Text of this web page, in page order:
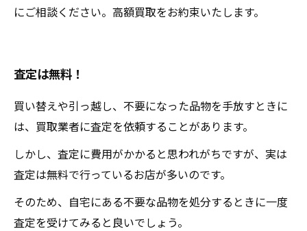
にご相談ください。高額買取をお約束いたします。
査定は無料！
買い替えや引っ越し、不要になった品物を手放すときに
は、買取業者に査定を依頼することがあります。
しかし、査定に費用がかかると思われがちですが、実は
査定は無料で行っているお店が多いのです。
そのため、自宅にある不要な品物を処分するときに一度
査定を受けてみると良いでしょう。